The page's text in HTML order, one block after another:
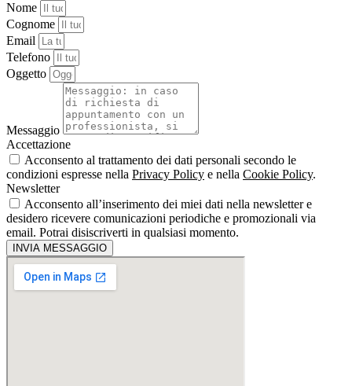
Nome
Cognome
Email
Telefono
Oggetto
Messaggio
Accettazione
Acconsento al trattamento dei dati personali secondo le
condizioni espresse nella Privacy Policy e nella Cookie Policy.
Newsletter
Acconsento all’inserimento dei miei dati nella newsletter e
desidero ricevere comunicazioni periodiche e promozionali via
email. Potrai disiscriverti in qualsiasi momento.
INVIA MESSAGGIO